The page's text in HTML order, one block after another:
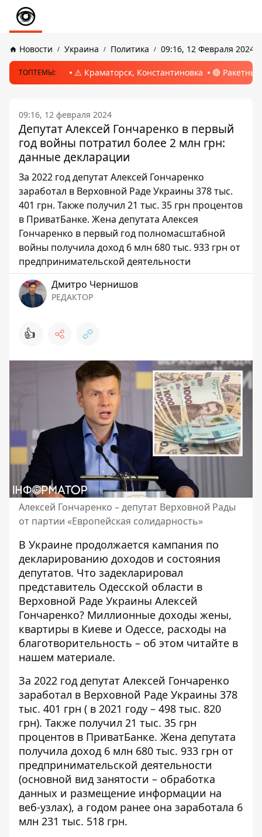
Новости Украина Политика 09:16, 12 Февраля 2024
ТОПТЕМЫ: ⚠️ Краматорск, Константиновка 🔴
09:16, 12 февраля 2024
Депутат Алексей Гончаренко в первый
год войны потратил более 2 млн грн:
данные декларации
За 2022 год депутат Алексей Гончаренко
заработал в Верховной Раде Украины 378 тыс.
401 грн. Также получил 21 тыс. 35 грн процентов
в ПриватБанке. Жена депутата Алексея
Гончаренко в первый год полномасштабной
войны получила доход 6 млн 680 тыс. 933 грн от
предпринимательской деятельности
Дмитро Чернишов
РЕДАКТОР
👍
Алексей Гончаренко – депутат Верховной Рады
от партии «Европейская солидарность»
В Украине продолжается кампания по
декларированию доходов и состояния
депутатов. Что задекларировал
представитель Одесской области в
Верховной Раде Украины Алексей
Гончаренко? Миллионные доходы жены,
квартиры в Киеве и Одессе, расходы на
благотворительность – об этом читайте в
нашем материале.
За 2022 год депутат Алексей Гончаренко
заработал в Верховной Раде Украины 378
тыс. 401 грн ( в 2021 году – 498 тыс. 820
грн). Также получил 21 тыс. 35 грн
процентов в ПриватБанке. Жена депутата
получила доход 6 млн 680 тыс. 933 грн от
предпринимательской деятельности
(основной вид занятости – обработка
данных и размещение информации на
веб-узлах), а годом ранее она заработала 6
млн 231 тыс. 518 грн.